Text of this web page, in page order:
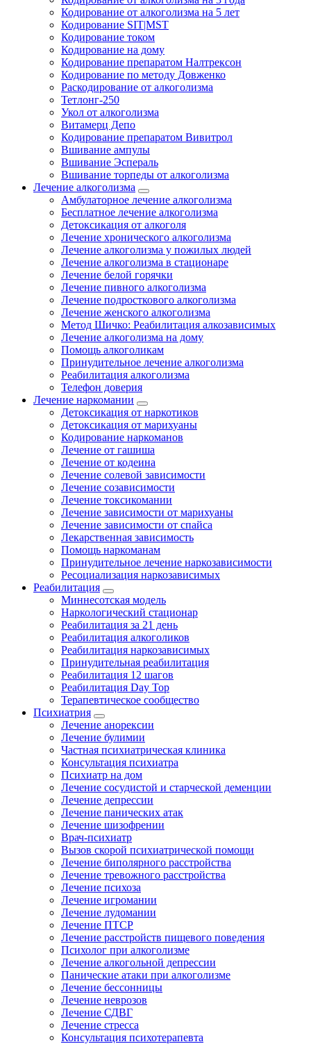
Кодирование от алкоголизма на 5 лет
Кодирование SIT|MST
Кодирование током
Кодирование на дому
Кодирование препаратом Налтрексон
Кодирование по методу Довженко
Раскодирование от алкоголизма
Тетлонг-250
Укол от алкоголизма
Витамерц Депо
Кодирование препаратом Вивитрол
Вшивание ампулы
Вшивание Эспераль
Вшивание торпеды от алкоголизма
Лечение алкоголизма
Амбулаторное лечение алкоголизма
Бесплатное лечение алкоголизма
Детоксикация от алкоголя
Лечение хронического алкоголизма
Лечение алкоголизма у пожилых людей
Лечение алкоголизма в стационаре
Лечение белой горячки
Лечение пивного алкоголизма
Лечение подросткового алкоголизма
Лечение женского алкоголизма
Метод Шичко: Реабилитация алкозависимых
Лечение алкоголизма на дому
Помощь алкоголикам
Принудительное лечение алкоголизма
Реабилитация алкоголизма
Телефон доверия
Лечение наркомании
Детоксикация от наркотиков
Детоксикация от марихуаны
Кодирование наркоманов
Лечение от гашиша
Лечение от кодеина
Лечение солевой зависимости
Лечение созависимости
Лечение токсикомании
Лечение зависимости от марихуаны
Лечение зависимости от спайса
Лекарственная зависимость
Помощь наркоманам
Принудительное лечение наркозависимости
Ресоциализация наркозависимых
Реабилитация
Миннесотская модель
Наркологический стационар
Реабилитация за 21 день
Реабилитация алкоголиков
Реабилитация наркозависимых
Принудительная реабилитация
Реабилитация 12 шагов
Реабилитация Day Top
Терапевтическое сообщество
Психиатрия
Лечение анорексии
Лечение булимии
Частная психиатрическая клиника
Консультация психиатра
Психиатр на дом
Лечение сосудистой и старческой деменции
Лечение депрессии
Лечение панических атак
Лечение шизофрении
Врач-психиатр
Вызов скорой психиатрической помощи
Лечение биполярного расстройства
Лечение тревожного расстройства
Лечение психоза
Лечение игромании
Лечение лудомании
Лечение ПТСР
Лечение расстройств пищевого поведения
Психолог при алкоголизме
Лечение алкогольной депрессии
Панические атаки при алкоголизме
Лечение бессонницы
Лечение неврозов
Лечение СДВГ
Лечение стресса
Консультация психотерапевта